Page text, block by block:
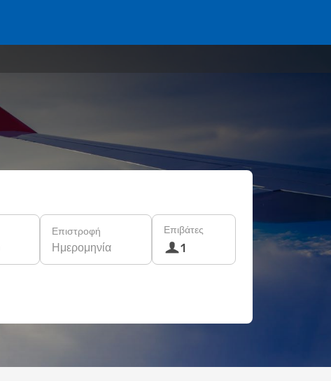
Επιστροφή
Ημερομηνία
Επιβάτες
1